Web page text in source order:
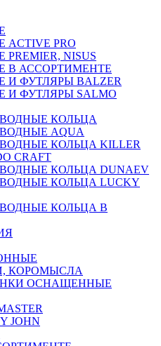
PRO
NISUS
В АССОРТИМЕНТЕ
ФУТЛЯРЫ BALZER
ФУТЛЯРЫ SALMO
КОЛЬЦА
AQUA
КОЛЬЦА KILLER
CRAFT
КОЛЬЦА DUNAEV
КОЛЬЦА LUCKY
КОЛЬЦА В
КОРОМЫСЛА
ОСНАЩЕННЫЕ
JOHN